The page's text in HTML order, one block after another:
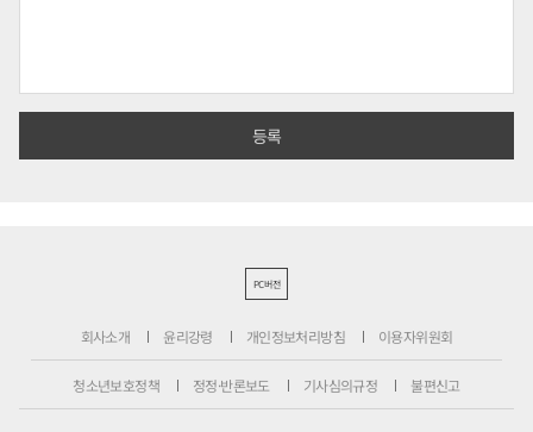
PC버전
회사소개 윤리강령 개인정보처리방침 이용자위원회
청소년보호정책 정정·반론보도 기사심의규정 불편신고